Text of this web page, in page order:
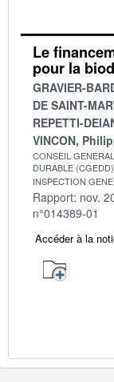
Le
pour la
GRAVIER-
DE SAINT-
REPETTI-
VINCON,
CONSEIL
DURABLE (CGEDD)
INSPECTION
Rapport: nov.
n°014389-01
Accéder à la